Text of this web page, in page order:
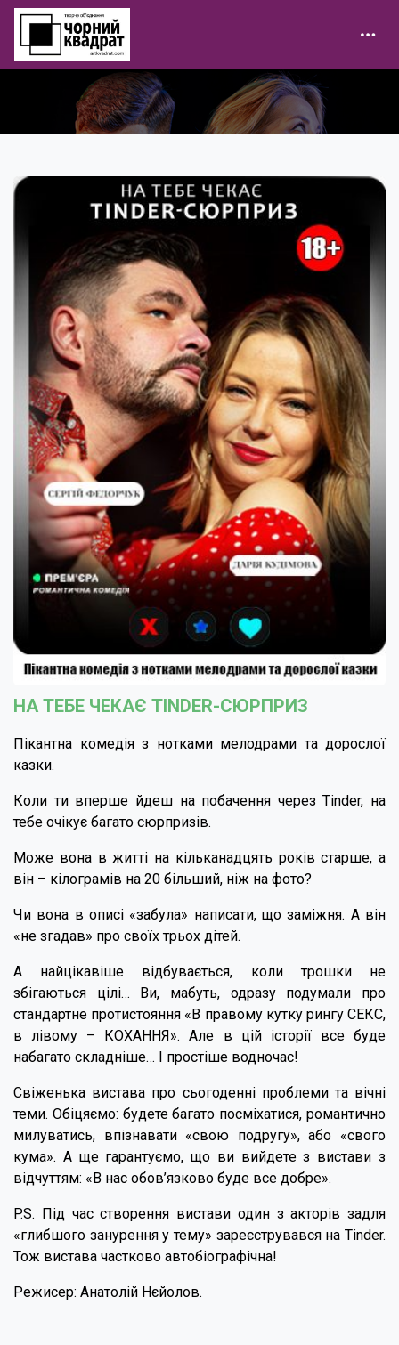
НА ТЕБЕ ЧЕКАЄ TINDER-СЮРПРИЗ
Пікантна комедія з нотками мелодрами та дорослої
казки.
Коли ти вперше йдеш на побачення через Tinder, на
тебе очікує багато сюрпризів.
Може вона в житті на кільканадцять років старше, а
він – кілограмів на 20 більший, ніж на фото?
Чи вона в описі «забула» написати, що заміжня. А він
«не згадав» про своїх трьох дітей.
А найцікавіше відбувається, коли трошки не
збігаються цілі… Ви, мабуть, одразу подумали про
стандартне протистояння «В правому кутку рингу СЕКС,
в лівому – КОХАННЯ». Але в цій історії все буде
набагато складніше… І простіше водночас!
Свіженька вистава про сьогоденні проблеми та вічні
теми. Обіцяємо: будете багато посміхатися, романтично
милуватись, впізнавати «свою подругу», або «свого
кума». А ще гарантуємо, що ви вийдете з вистави з
відчуттям: «В нас обов’язково буде все добре».
P.S. Під час створення вистави один з акторів задля
«глибшого занурення у тему» зареєструвався на Tinder.
Тож вистава частково автобіографічна!
Режисер: Анатолій Нєйолов.